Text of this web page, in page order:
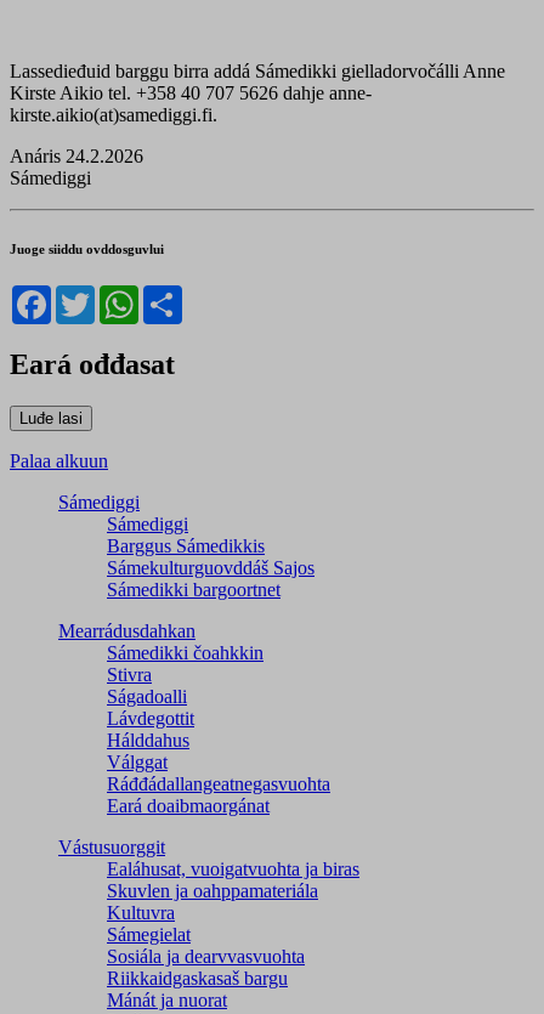
Lassedieđuid barggu birra addá Sámedikki gielladorvočálli Anne
Kirste Aikio tel. +358 40 707 5626 dahje anne-
kirste.aikio(at)samediggi.fi.
Anáris 24.2.2026
Sámediggi
Juoge siiddu ovddosguvlui
Facebook
TwitterWhatsApp
Eará ođđasat
Palaa alkuun
Sámediggi
Sámediggi
Barggus Sámedikkis
Sámekulturguovddáš Sajos
Sámedikki bargoortnet
Mearrádusdahkan
Sámedikki čoahkkin
Stivra
Ságadoalli
Lávdegottit
Hálddahus
Válggat
Ráđđádallangeatnegas­vuohta
Eará doaibmaorgánat
Vástusuorggit
Ealáhusat, vuoigatvuohta ja biras
Skuvlen ja oahppamateriála
Kultuvra
Sámegielat
Sosiála ja dearvvasvuohta
Riikkaidgaskasaš bargu
Mánát ja nuorat